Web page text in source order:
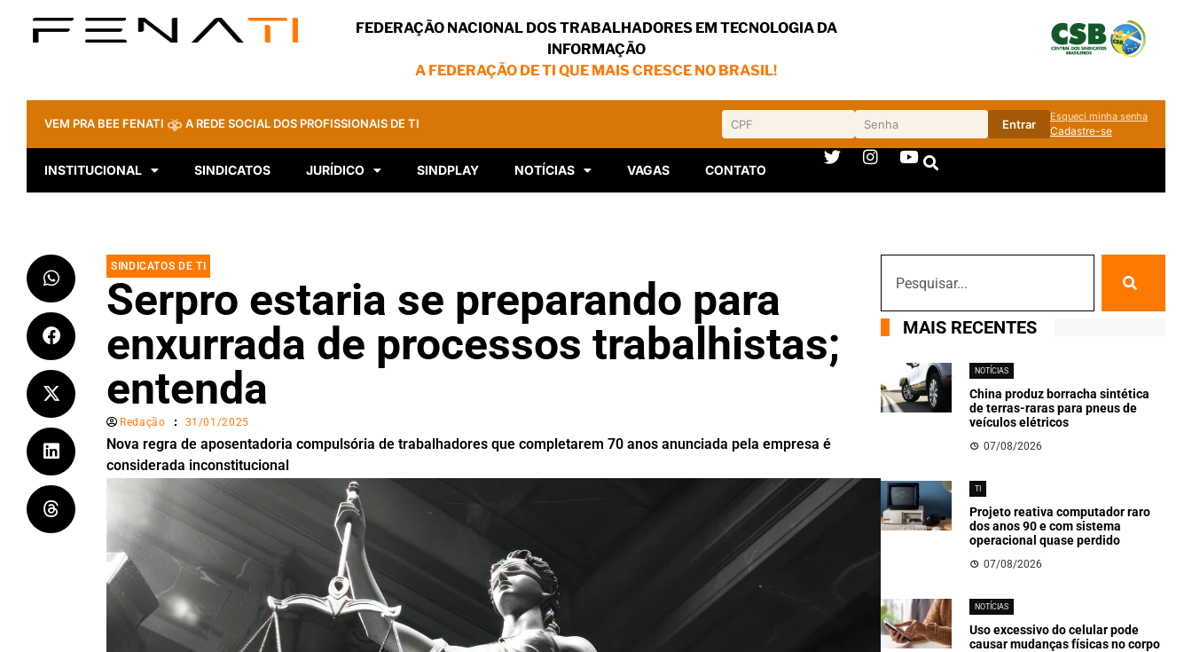
FEDERAÇÃO NACIONAL DOS TRABALHADORES EM TECNOLOGIA DA
INFORMAÇÃO
A FEDERAÇÃO DE TI QUE MAIS CRESCE NO BRASIL!
VEM PRA BEE FENATI A REDE SOCIAL DOS PROFISSIONAIS DE TI Entrar
Esqueci minha senha
Cadastre-se
INSTITUCIONAL SINDICATOS JURÍDICO SINDPLAY NOTÍCIAS VAGAS CONTATO
SINDICATOS DE TI
Serpro estaria se preparando para
enxurrada de processos trabalhistas;
entenda
Redação 31/01/2025
Nova regra de aposentadoria compulsória de trabalhadores que completarem 70 anos anunciada pela empresa é
considerada inconstitucional
MAIS RECENTES
NOTÍCIAS
China produz borracha sintética
de terras-raras para pneus de
veículos elétricos
07/08/2026
TI
Projeto reativa computador raro
dos anos 90 e com sistema
operacional quase perdido
07/08/2026
NOTÍCIAS
Uso excessivo do celular pode
causar mudanças físicas no corpo